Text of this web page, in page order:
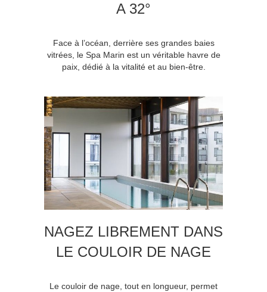
A 32°
Face à l’océan, derrière ses grandes baies
vitrées, le Spa Marin est un véritable havre de
paix, dédié à la vitalité et au bien-être.
NAGEZ LIBREMENT DANS
LE COULOIR DE NAGE
Le couloir de nage, tout en longueur, permet